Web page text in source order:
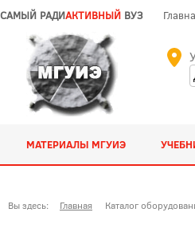
САМЫЙ РАДИАКТИВНЫЙ ВУЗ
МАТЕРИАЛЫ МГУИЭ
Вы здесь: Главная Каталог